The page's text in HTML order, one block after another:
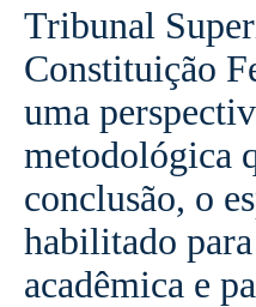
Tribunal
Constituição
uma
metodológica
conclusão, o
habilitado
acadêmica e